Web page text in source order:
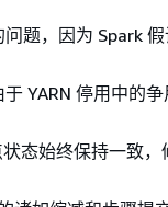
题，因为 Spark
YARN 停用中的
态始终保持一致，